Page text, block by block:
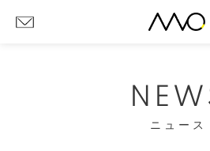
ニュース